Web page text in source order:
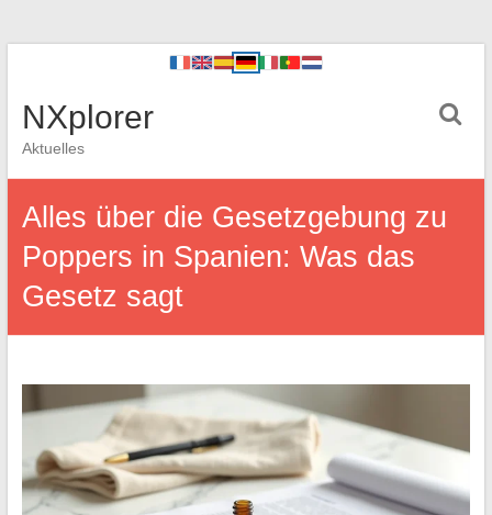
NXplorer
Aktuelles
Alles über die Gesetzgebung zu
Poppers in Spanien: Was das
Gesetz sagt